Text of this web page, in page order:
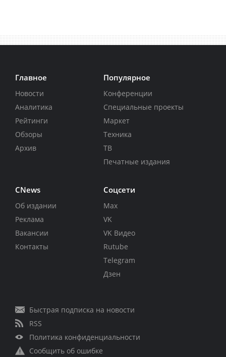
Главное
Новости
Аналитика
Рейтинги
Обзоры
Архив
Популярное
Конференции
Специальные проекты
Маркет
Техника
ТВ
Печатные издания
CNews
Об издании
Реклама
Вакансии
Контакты
Соцсети
Max
VK
VK Видео
Rutube
Telegram
Дзен
Быстрая подписка на новости
RSS
Политика конфиденциальности
Сообщить об ошибке